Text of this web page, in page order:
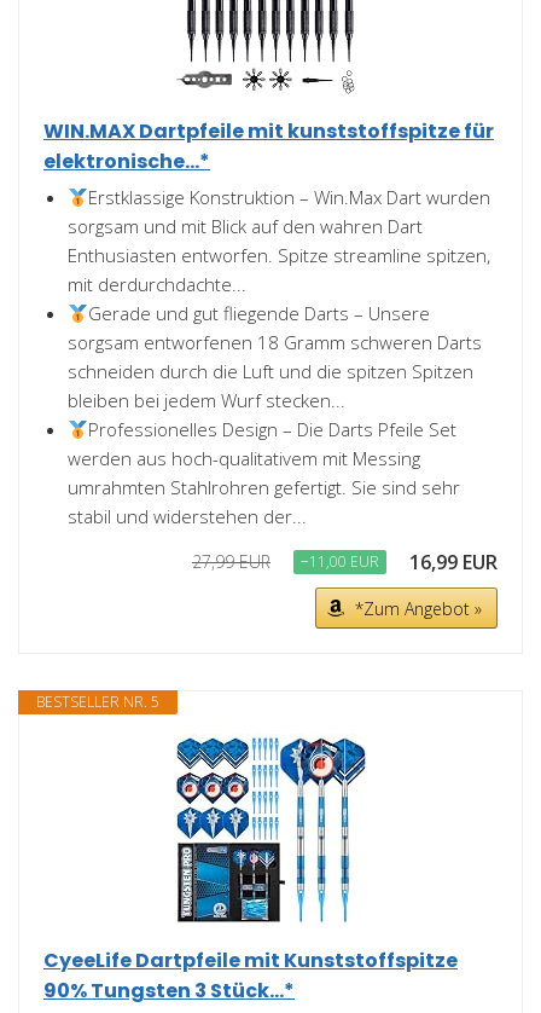
WIN.MAX Dartpfeile mit kunststoffspitze für
elektronische...*
Erstklassige Konstruktion – Win.Max Dart wurden
sorgsam und mit Blick auf den wahren Dart
Enthusiasten entworfen. Spitze streamline spitzen,
mit derdurchdachte...
Gerade und gut fliegende Darts – Unsere
sorgsam entworfenen 18 Gramm schweren Darts
schneiden durch die Luft und die spitzen Spitzen
bleiben bei jedem Wurf stecken...
Professionelles Design – Die Darts Pfeile Set
werden aus hoch-qualitativem mit Messing
umrahmten Stahlrohren gefertigt. Sie sind sehr
stabil und widerstehen der...
27,99 EUR −11,00 EUR 16,99 EUR
*Zum Angebot »
BESTSELLER NR. 5
CyeeLife Dartpfeile mit Kunststoffspitze
90% Tungsten 3 Stück...*